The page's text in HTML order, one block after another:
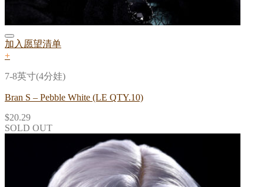
加入愿望清单
+
7-8英寸(4分娃)
Bran S – Pebble White (LE QTY.10)
$20.29
SOLD OUT